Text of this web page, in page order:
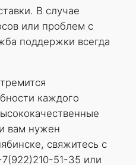
В случае
или проблем с
поддержки всегда
каждого
вам нужен
свяжитесь с
51-35 или